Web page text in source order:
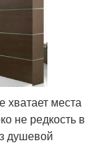
места
не редкость в
душевой